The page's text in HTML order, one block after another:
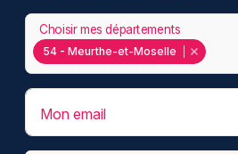
54 - Meurthe-et-Moselle
Choisir mes départements
Mon email